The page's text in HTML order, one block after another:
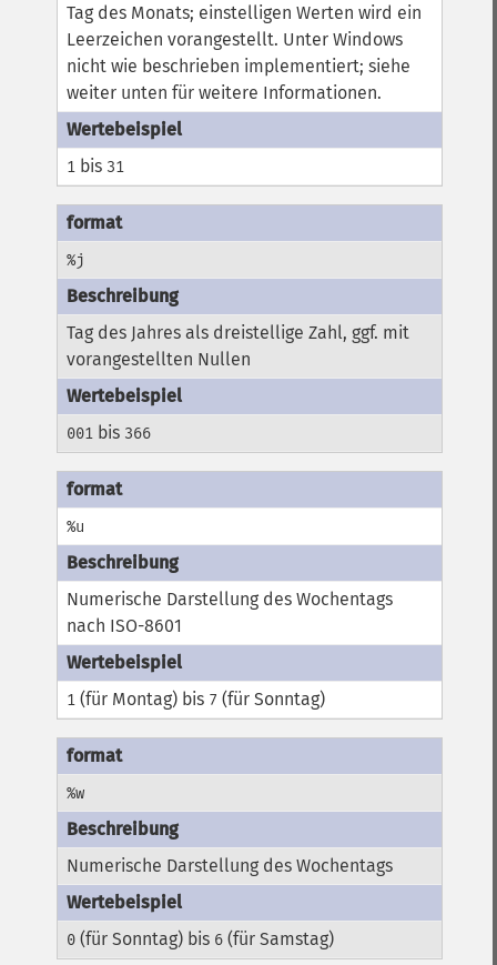
Tag des Monats; einstelligen Werten wird ein
Leerzeichen vorangestellt. Unter Windows
nicht wie beschrieben implementiert; siehe
weiter unten für weitere Informationen.
1 bis 31
%j
Tag des Jahres als dreistellige Zahl, ggf. mit
vorangestellten Nullen
001 bis 366
%u
Numerische Darstellung des Wochentags
nach ISO-8601
1 (für Montag) bis 7 (für Sonntag)
%w
Numerische Darstellung des Wochentags
0 (für Sonntag) bis 6 (für Samstag)